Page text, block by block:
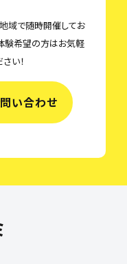
域で随時開催してお
験希望の方はお気軽
い！
い合わせ